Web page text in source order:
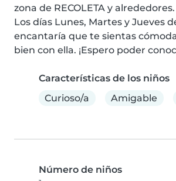
zona de RECOLETA y alrededores.
Los días Lunes, Martes y Jueves
encantaría que te sientas
bien con ella. ¡Espero poder
Características de los niños
Curioso/a
Amigable
Número de niños